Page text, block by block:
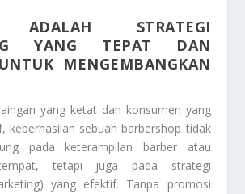
ADALAH STRATEGI
YANG TEPAT DAN
MENGEMBANGKAN
yang ketat dan konsumen yang
keberhasilan sebuah barbershop tidak
pada keterampilan barber atau
tetapi juga pada strategi
yang efektif. Tanpa promosi